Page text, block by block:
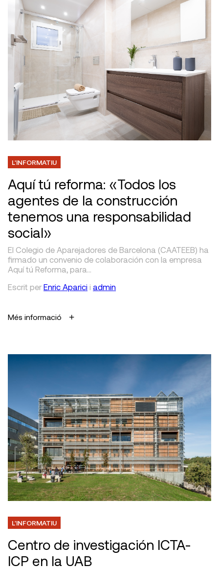
L'INFORMATIU
Aquí tú reforma: «Todos los
agentes de la construcción
tenemos una responsabilidad
social»
El Colegio de Aparejadores de Barcelona (CAATEEB) ha
firmado un convenio de colaboración con la empresa
Aquí tú Reforma, para…
Escrit per Enric Aparici i admin
Més informació
L'INFORMATIU
Centro de investigación ICTA-
ICP en la UAB